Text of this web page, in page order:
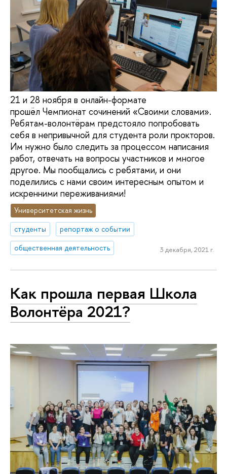
21 и 28 ноября в онлайн-формате
прошёл Чемпионат сочинений «Своими словами».
Ребятам-волонтёрам предстояло попробовать
себя в непривычной для студента роли прокторов.
Им нужно было следить за процессом написания
работ, отвечать на вопросы участников и многое
другое. Мы пообщались с ребятами, и они
поделились с нами своим интересным опытом и
искренними переживаниями!
Университетская жизнь
студенты
репортаж о событии
общественная деятельность
3 декабря, 2021 г.
Как прошла первая Школа
Волонтёра 2021?